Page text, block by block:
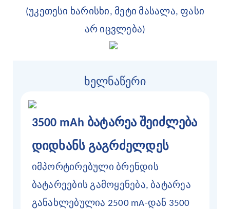
(უკეთესი ხარისხი, მეტი მასალა, ფასი
არ იცვლება)
ხელნაწერი
3500 mAh ბატარეა შეიძლება
დიდხანს გაგრძელდეს
იმპორტირებული ბრენდის
ბატარეების გამოყენება, ბატარეა
განახლებულია 2500 mA-დან 3500